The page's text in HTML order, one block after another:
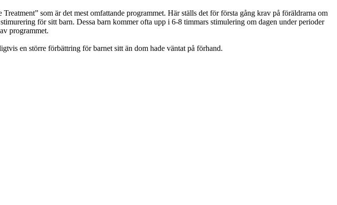
som är det mest omfattande programmet. Här ställs det för första gång krav på föräldrarna om
för sitt barn. Dessa barn kommer ofta upp i 6-8 timmars stimulering om dagen under perioder
programmet.
en större förbättring för barnet sitt än dom hade väntat på förhand.